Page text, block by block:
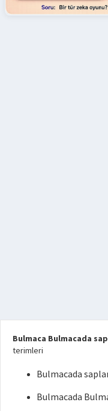
Bulmaca Bulmacada
terimleri
Bulmacada
Bulmacada